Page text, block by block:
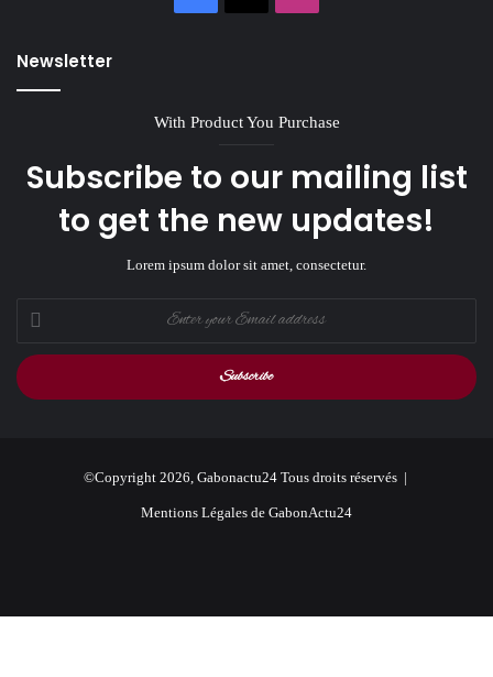
Newsletter
With Product You Purchase
Subscribe to our mailing list
to get the new updates!
Lorem ipsum dolor sit amet, consectetur.
Enter
your
Email
address
©Copyright 2026, Gabonactu24 Tous droits réservés |
Mentions Légales de GabonActu24